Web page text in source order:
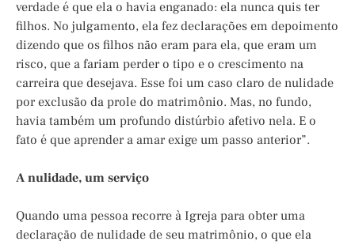
verdade é que ela o havia enganado: ela nunca quis ter
filhos. No julgamento, ela fez declarações em depoimento
dizendo que os filhos não eram para ela, que eram um
risco, que a fariam perder o tipo e o crescimento na
carreira que desejava. Esse foi um caso claro de nulidade
por exclusão da prole do matrimônio. Mas, no fundo,
havia também um profundo distúrbio afetivo nela. E o
fato é que aprender a amar exige um passo anterior”.
A nulidade, um serviço
Quando uma pessoa recorre à Igreja para obter uma
declaração de nulidade de seu matrimônio, o que ela